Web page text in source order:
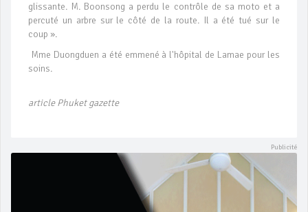
glissante. M. Boonsong a perdu le contrôle de sa moto et a
percuté un arbre sur le côté de la route. Il a été tué sur le
coup ».
Mme Duongduen a été emmené à l'hôpital de Lamae pour les
soins.
article Phuket gazette